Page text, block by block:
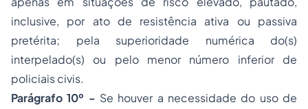
inclusive, por ato de resistência ativa ou passiva
pretérita; pela superioridade numérica do(s)
interpelado(s) ou pelo menor número inferior de
policiais civis.
Parágrafo 10º - Se houver a necessidade do uso de